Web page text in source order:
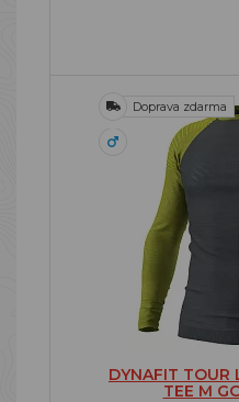
Doprava zdarma
DYNAFIT TOUR
TEE M